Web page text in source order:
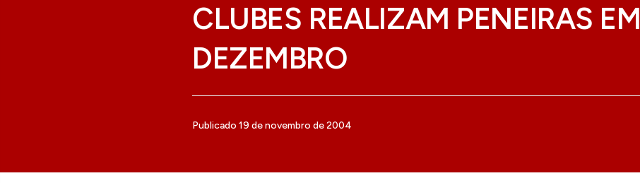
CLUBES REALIZAM PENEIRAS EM
DEZEMBRO
Publicado 19 de novembro de 2004